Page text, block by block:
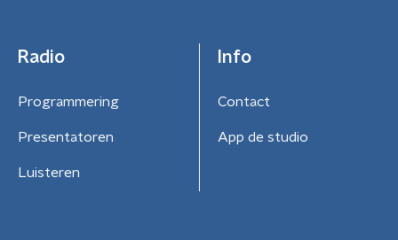
Radio
Programmering
Presentatoren
Luisteren
Info
Contact
App de studio